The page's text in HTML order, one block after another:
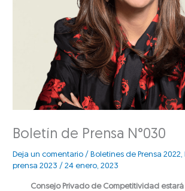
Boletín de Prensa N°030
Deja un comentario / Boletines de Prensa 2022,
prensa 2023 /24 enero, 2023
Consejo Privado de Competitividad